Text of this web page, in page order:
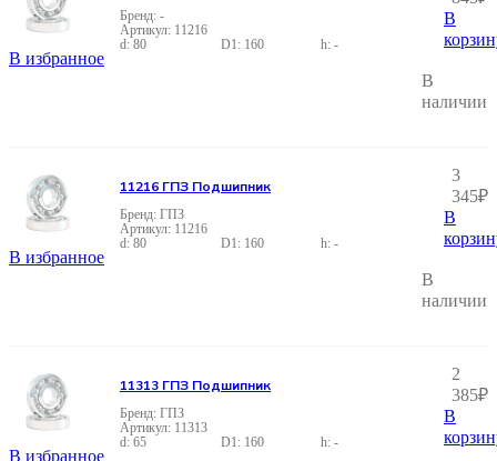
В избранное
11216
80
160 -
-
В
В
наличии
В избранное
11216
80
160 -
ГПЗ
11216 ГПЗ Подшипник
3
345₽
В
В
наличии
В избранное
11313
65
160 -
ГПЗ
11313 ГПЗ Подшипник
2
385₽
В